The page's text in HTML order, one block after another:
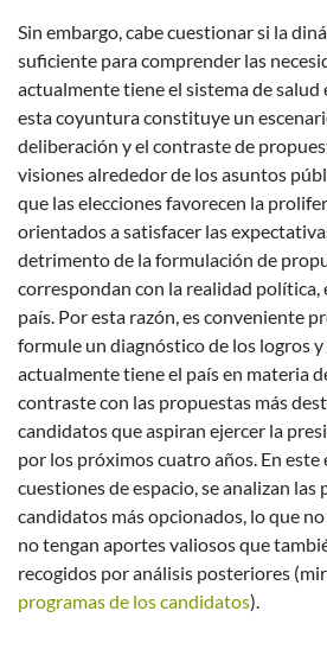
Sin embargo, cabe cuestionar si la
suficiente para comprender las
actualmente tiene el sistema de salud
esta coyuntura constituye un
deliberación y el contraste de
visiones alrededor de los asuntos
que las elecciones favorecen la
orientados a satisfacer las
detrimento de la formulación de
correspondan con la realidad política,
país. Por esta razón, es conveniente
formule un diagnóstico de los logros
actualmente tiene el país en materia
contraste con las propuestas más
candidatos que aspiran ejercer la
por los próximos cuatro años. En este
cuestiones de espacio, se analizan las
candidatos más opcionados, lo que
no tengan aportes valiosos que
recogidos por análisis posteriores
programas de los candidatos).